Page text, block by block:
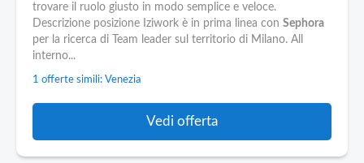
trovare il ruolo giusto in modo semplice e veloce.
Descrizione posizione Iziwork è in prima linea con Sephora
per la ricerca di Team leader sul territorio di Milano. All
interno...
1 offerte simili: Venezia
Vedi offerta